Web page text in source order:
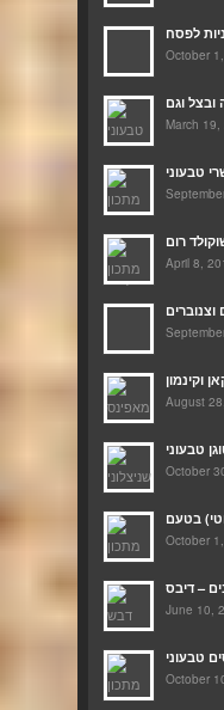
לפסח
October
March
טבעוני
April 8,
August
טבעוני
October
October
– דיבס
June 10,
טבעוני
October